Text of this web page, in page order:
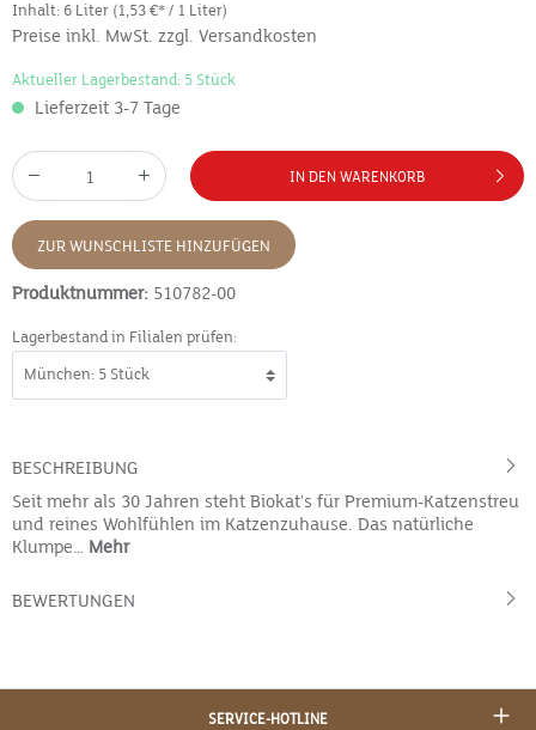
Inhalt: 6 Liter (1,53 €* / 1 Liter)
Preise inkl. MwSt. zzgl. Versandkosten
Aktueller Lagerbestand: 5 Stück
Lieferzeit 3-7 Tage
IN DEN WARENKORB
ZUR WUNSCHLISTE HINZUFÜGEN
Produktnummer: 510782-00
Lagerbestand in Filialen prüfen:
BESCHREIBUNG
Seit mehr als 30 Jahren steht Biokat's für Premium-Katzenstreu
und reines Wohlfühlen im Katzenzuhause. Das natürliche
Klumpe… Mehr
BEWERTUNGEN
SERVICE-HOTLINE